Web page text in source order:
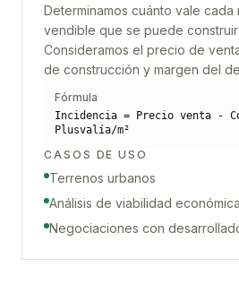
Determinamos cuánto vale cada
vendible que se puede
Consideramos el precio de
de construcción y margen del
Fórmula
Incidencia = Precio venta -
Plusvalía/m²
CASOS DE USO
Terrenos urbanos
Análisis de viabilidad económica
Negociaciones con